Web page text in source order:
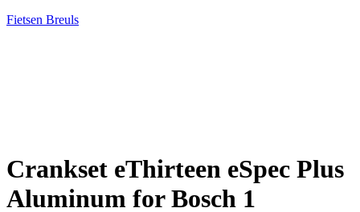
Fietsen Breuls
Crankset eThirteen eSpec Plus
Aluminum for Bosch 1